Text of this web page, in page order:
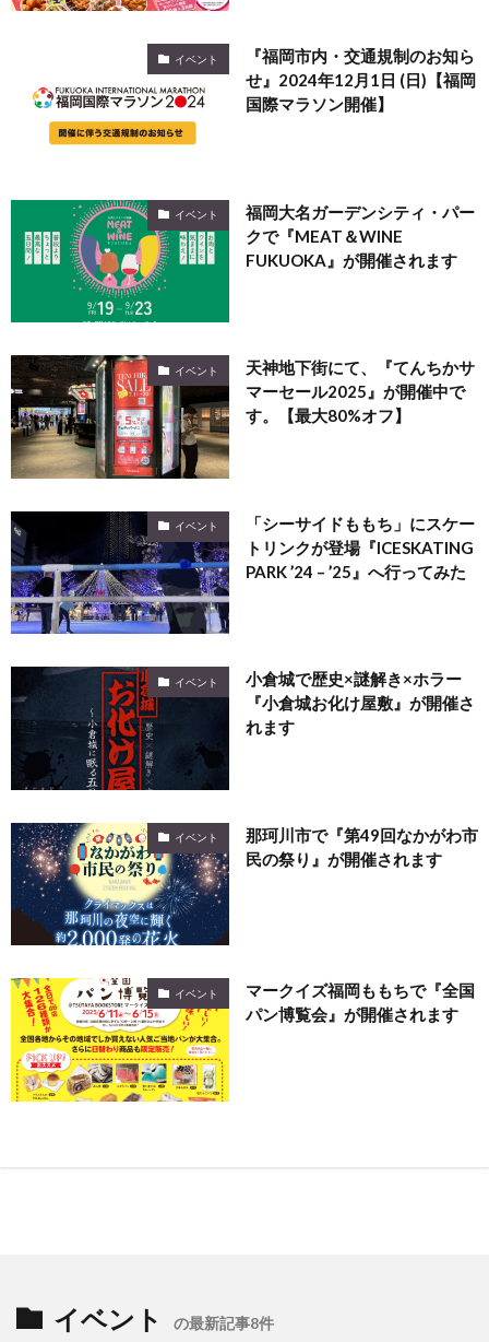
イベント
『福岡市内・交通規制のお知ら
せ』2024年12月1日 (日)【福岡
国際マラソン開催】
イベント
福岡大名ガーデンシティ・パー
クで『MEAT＆WINE
FUKUOKA』が開催されます
イベント
天神地下街にて、『てんちかサ
マーセール2025』が開催中で
す。【最大80%オフ】
イベント
「シーサイドももち」にスケー
トリンクが登場『ICESKATING
PARK ’24 – ’25』へ行ってみた
イベント
小倉城で歴史×謎解き×ホラー
『小倉城お化け屋敷』が開催さ
れます
イベント
那珂川市で『第49回なかがわ市
民の祭り』が開催されます
イベント
マークイズ福岡ももちで『全国
パン博覧会』が開催されます
イベント の最新記事8件